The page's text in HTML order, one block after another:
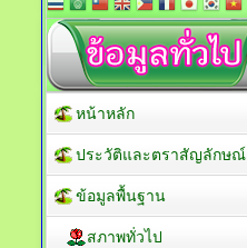
หน้าหลัก
ประวัติและตราสัญลักษณ์
ข้อมูลพื้นฐาน
สภาพทั่วไป